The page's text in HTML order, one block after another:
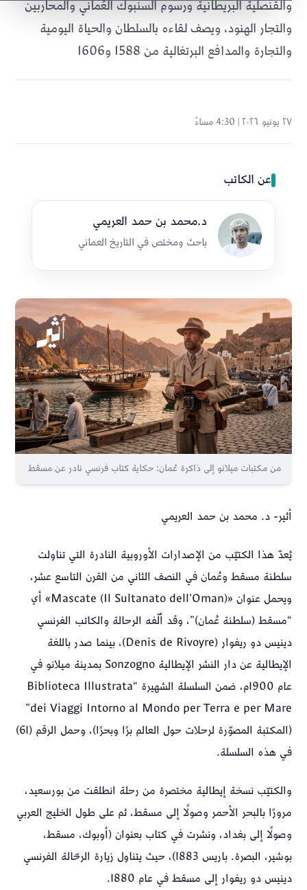
والقنصلية البريطانية ورسوم السنبوك العُماني والمحاربين
والتجار الهنود، ويصف لقاءه بالسلطان والحياة اليومية
والتجارة والمدافع البرتغالية من 1588 و1606
٢٧ يونيو ٢٠٢٦ | 4:30 مساءً
عن الكاتب
د.محمد بن حمد العريمي
باحث ومختص في التاريخ العماني
من مكتبات ميلانو إلى ذاكرة عُمان: حكاية كتاب فرنسي نادر عن مسقط
أثير- د. محمد بن حمد العريمي
يُعدّ هذا الكتيّب من الإصدارات الأوروبية النادرة التي تناولت
سلطنة مسقط وعُمان في النصف الثاني من القرن التاسع عشر،
ويحمل عنوان «Mascate (Il Sultanato dell’Oman)» أي
“مسقط (سلطنة عُمان)”، وقد ألّفه الرحالة والكاتب الفرنسي
دينيس دو ريفوار (Denis de Rivoyre)، بينما صدر باللغة
الإيطالية عن دار النشر الإيطالية Sonzogno بمدينة ميلانو في
عام 1900م، ضمن السلسلة الشهيرة “Biblioteca Illustrata
dei Viaggi Intorno al Mondo per Terra e per Mare”
(المكتبة المصوّرة لرحلات حول العالم برًا وبحرًا)، وحمل الرقم (61)
في هذه السلسلة.
والكتيّب نسخة إيطالية مختصرة من رحلة انطلقت من بورسعيد،
مرورًا بالبحر الأحمر وصولًا إلى مسقط، ثم على طول الخليج العربي
وصولًا إلى بغداد، ونشرت في كتاب بعنوان (أوبوك، مسقط،
بوشير، البصرة. باريس 1883)، حيث يتناول زيارة الرحّالة الفرنسي
دينيس دو ريفوار إلى مسقط في عام 1880.